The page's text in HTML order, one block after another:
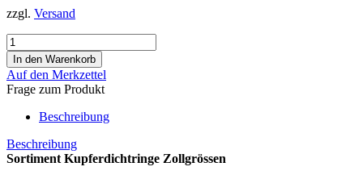
zzgl. Versand
Auf den Merkzettel
Frage zum Produkt
Beschreibung
Beschreibung
Sortiment Kupferdichtringe Zollgrössen